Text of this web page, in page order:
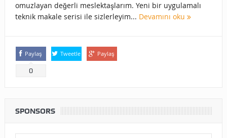
omuzlayan değerli meslektaşlarım. Yeni bir uygulamalı
teknik makale serisi ile sizlerleyim... Devamını oku
Paylaş
0
Tweetle Paylaş
SPONSORS